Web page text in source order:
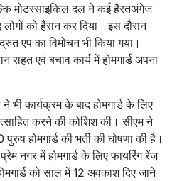
मोटरसाइकिल दल ने कई हैरतअंगेज
को हैरान कर दिया। इस दौरान
एप का विमोचन भी किया गया।
एवं बचाव कार्य में होमगार्ड अपना
भी कार्यक्रम के बाद होमगार्ड के लिए
करने की कोशिश की। सीएम ने
होमगार्ड की भर्ती की घोषणा की है।
नगर में होमगार्ड के लिए फायरिंग रेंज
को साल में 12 अवकाश दिए जाने